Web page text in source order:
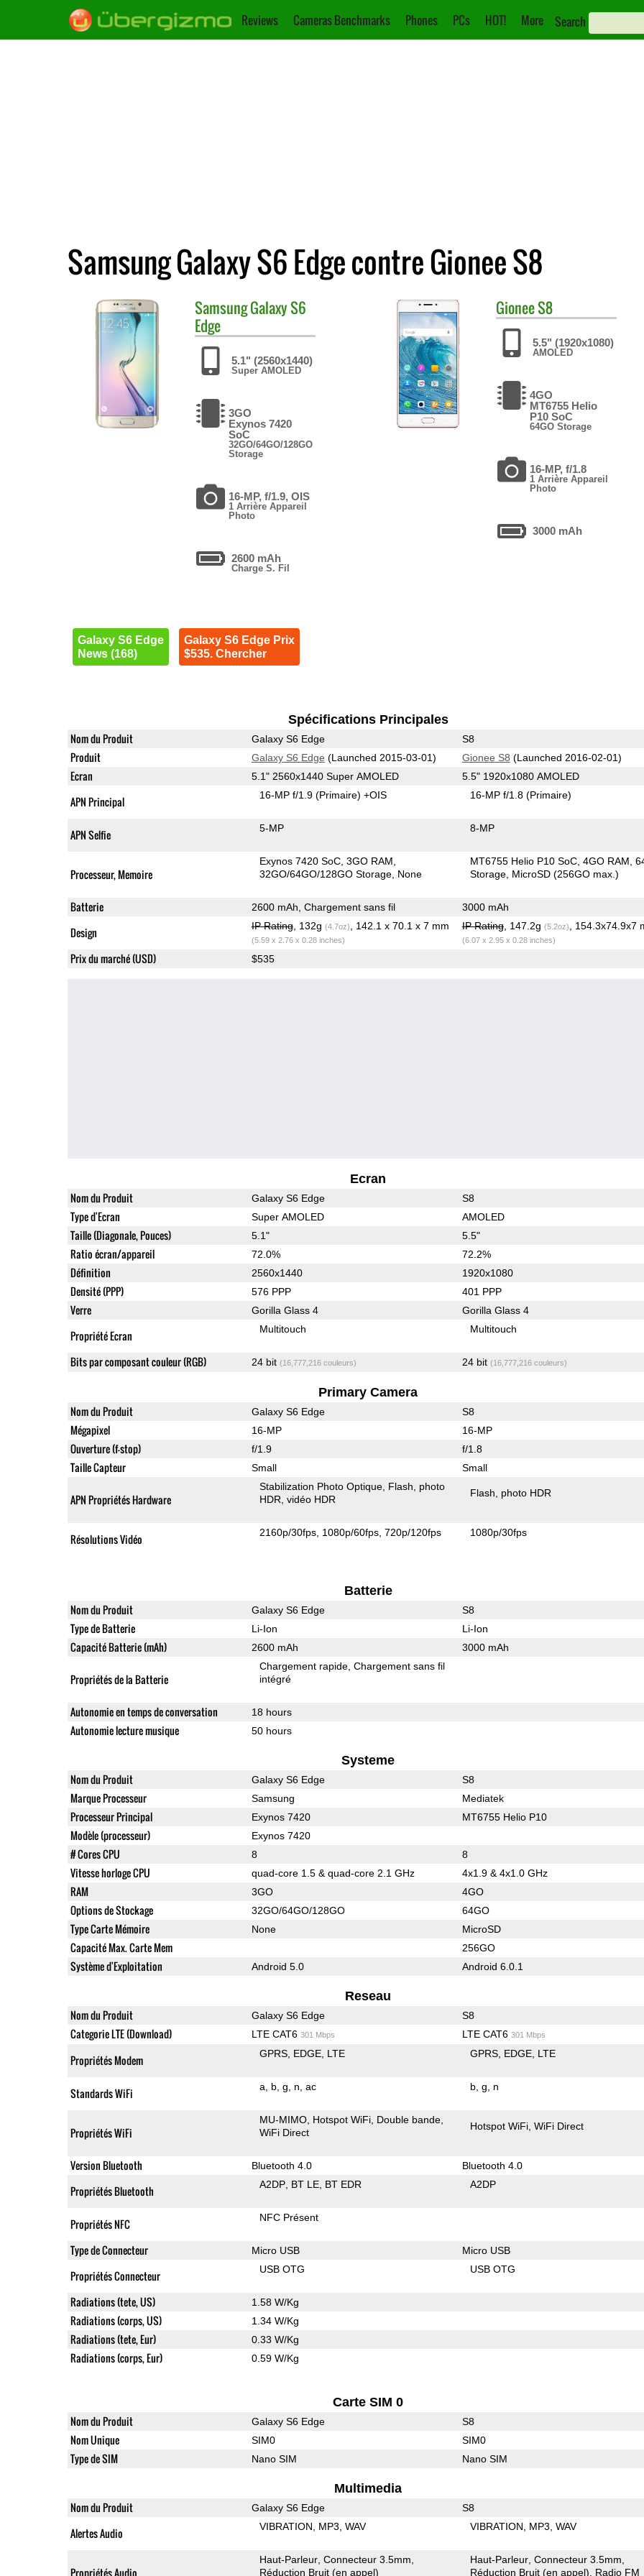
Reviews Cameras Benchmarks Phones PCs HOT! More Search
Samsung Galaxy S6 Edge contre Gionee S8
SamsungGalaxy S6
Edge
5.1" (2560x1440)
Super AMOLED
3GO
Exynos 7420
SoC
32GO/64GO/128GO
Storage
16-MP, f/1.9, OIS
1 Arrière Appareil
Photo
2600 mAh
Charge S. Fil
Galaxy S6 Edge
News (168)
Galaxy S6 Edge Prix
$535. Chercher
GioneeS8
5.5" (1920x1080)
AMOLED
4GO
MT6755 Helio
P10 SoC
64GO Storage
16-MP, f/1.8
1 Arrière Appareil
Photo
3000 mAh
Spécifications Principales
Nom du Produit Galaxy S6 Edge S8
Produit Galaxy S6 Edge (Launched 2015-03-01) Gionee S8 (Launched 2016-02-01)
Ecran 5.1" 2560x1440 Super AMOLED 5.5" 1920x1080 AMOLED
APN Principal 16-MP f/1.9(Primaire) +OIS 16-MP f/1.8(Primaire)
APN Selfie 5-MP 8-MP
Processeur, Memoire
Exynos 7420 SoC 3GO RAM
32GO/64GO/128GO Storage None
MT6755 Helio P10 SoC 4GO RAM
Storage MicroSD (256GO max.)
Batterie 2600 mAh, Chargement sans fil 3000 mAh
Design IP Rating, 132g (4.7oz) , 142.1 x 70.1 x 7 mm
(5.59 x 2.76 x 0.28 inches)
IP Rating, 147.2g (5.2oz) , 154.3x74.9x7
(6.07 x 2.95 x 0.28 inches)
Prix du marché (USD) $535
Ecran
Nom du Produit Galaxy S6 Edge S8
Type d'Ecran Super AMOLED AMOLED
Taille (Diagonale, Pouces) 5.1" 5.5"
Ratio écran/appareil 72.0% 72.2%
Définition 2560x1440 1920x1080
Densité (PPP) 576 PPP 401 PPP
Verre Gorilla Glass 4 Gorilla Glass 4
Propriété Ecran Multitouch Multitouch
Bits par composant couleur (RGB) 24 bit (16,777,216 couleurs) 24 bit (16,777,216 couleurs)
Primary Camera
Nom du Produit Galaxy S6 Edge S8
Mégapixel 16-MP 16-MP
Ouverture (f-stop) f/1.9 f/1.8
Taille Capteur Small Small
APN Propriétés Hardware
Stabilization Photo Optique Flash
photo
HDR vidéo HDR
Flash photo HDR
Résolutions Vidéo 2160p/30fps 1080p/60fps 720p/120fps 1080p/30fps
Batterie
Nom du Produit Galaxy S6 Edge S8
Type de Batterie Li-Ion Li-Ion
Capacité Batterie (mAh) 2600 mAh 3000 mAh
Propriétés de la Batterie
Chargement rapide Chargement sans fil
intégré
Autonomie en temps de conversation 18 hours
Autonomie lecture musique 50 hours
Systeme
Nom du Produit Galaxy S6 Edge S8
Marque Processeur Samsung Mediatek
Processeur Principal Exynos 7420 MT6755 Helio P10
Modèle (processeur) Exynos 7420
# Cores CPU 8 8
Vitesse horloge CPU quad-core 1.5 & quad-core 2.1 GHz 4x1.9 & 4x1.0 GHz
RAM 3GO 4GO
Options de Stockage 32GO/64GO/128GO 64GO
Type Carte Mémoire None MicroSD
Capacité Max. Carte Mem 256GO
Système d'Exploitation Android 5.0 Android 6.0.1
Reseau
Nom du Produit Galaxy S6 Edge S8
Categorie LTE (Download) LTE CAT6 301 Mbps LTE CAT6 301 Mbps
Propriétés Modem GPRS EDGE LTE GPRS EDGE LTE
Standards WiFi a b g n ac b g n
Propriétés WiFi
MU-MIMO Hotspot WiFi Double bande
WiFi Direct
Hotspot WiFi WiFi Direct
Version Bluetooth Bluetooth 4.0 Bluetooth 4.0
Propriétés Bluetooth A2DP BT LE BT EDR A2DP
Propriétés NFC NFC Présent
Type de Connecteur Micro USB Micro USB
Propriétés Connecteur USB OTG USB OTG
Radiations (tete, US) 1.58 W/Kg
Radiations (corps, US) 1.34 W/Kg
Radiations (tete, Eur) 0.33 W/Kg
Radiations (corps, Eur) 0.59 W/Kg
Carte SIM 0
Nom du Produit Galaxy S6 Edge S8
Nom Unique SIM0 SIM0
Type de SIM Nano SIM Nano SIM
Multimedia
Nom du Produit Galaxy S6 Edge S8
Alertes Audio VIBRATION MP3 WAV VIBRATION MP3 WAV
Propriétés Audio
Haut-Parleur Connecteur 3.5mm
Réduction Bruit (en appel)
Haut-Parleur Connecteur 3.5mm
Réduction Bruit (en appel)
Radio FM